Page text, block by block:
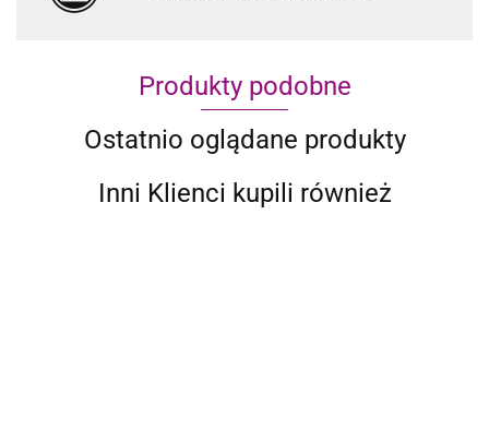
Produkty podobne
Ostatnio oglądane produkty
Inni Klienci kupili również